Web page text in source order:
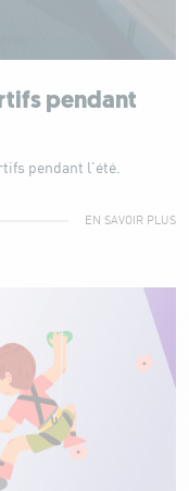
pendant
pendant l'été.
EN SAVOIR PLUS